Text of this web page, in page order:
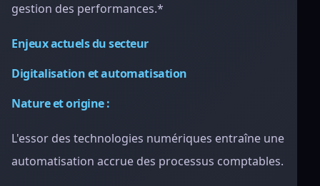
gestion des performances.*
Enjeux actuels du secteur
Digitalisation et automatisation
Nature et origine :
L'essor des technologies numériques entraîne une
automatisation accrue des processus comptables.